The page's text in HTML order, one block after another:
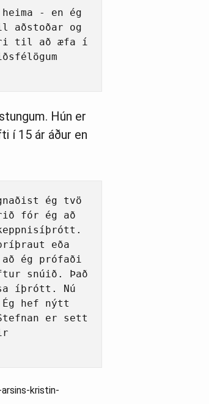
- en ég
aðstoðar og
til að æfa í
Hún er
í 15 ár áður en
ég tvö
fór ég að
eða
ég prófaði
snúið. Það
íþrótt. Nú
hef nýtt
er sett
kristin-